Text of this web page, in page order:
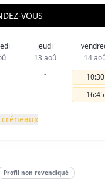
VOUS
jeudi
13 aoû
-
14
10:30
16:45
Profil non revendiqué